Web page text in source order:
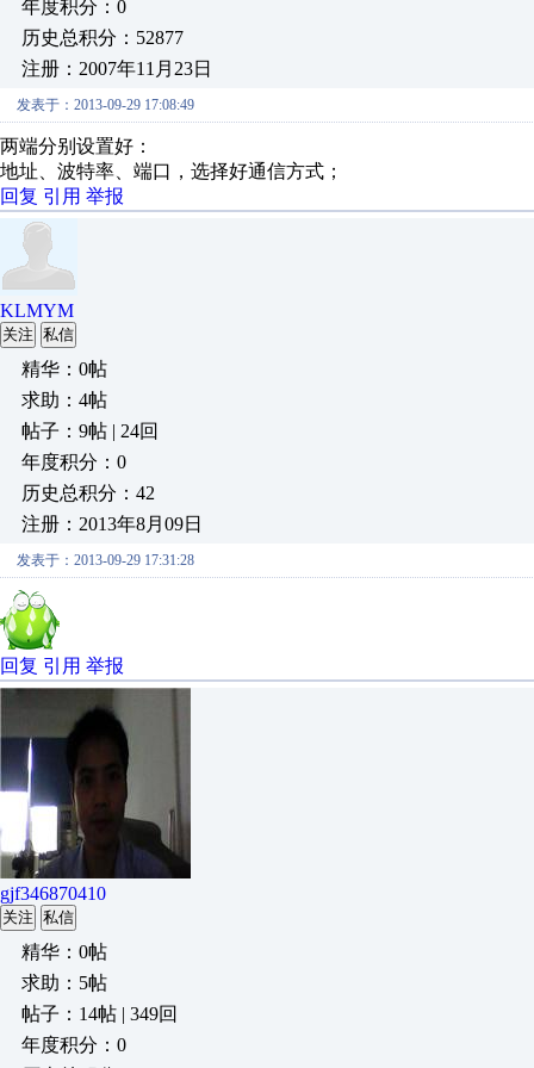
年度积分：0
历史总积分：52877
注册：2007年11月23日
发表于：2013-09-29 17:08:49
两端分别设置好：
地址、波特率、端口，选择好通信方式；
回复 引用 举报
KLMYM
关注 私信
精华：0帖
求助：4帖
帖子：9帖 | 24回
年度积分：0
历史总积分：42
注册：2013年8月09日
发表于：2013-09-29 17:31:28
回复 引用 举报
gjf346870410
关注 私信
精华：0帖
求助：5帖
帖子：14帖 | 349回
年度积分：0